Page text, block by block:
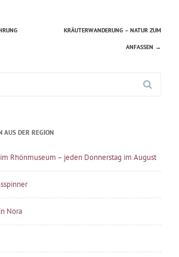
KRÄUTERWANDERUNG – NATUR ZUM
ANFASSEN →
AUS DER REGION
Rhönmuseum – jeden Donnerstag im August
Nora